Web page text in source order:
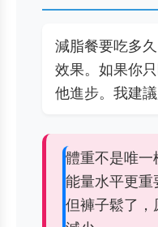
減脂餐要吃多
效果。如果你
他進步。我建
體重不是唯
能量水平更重
但褲子鬆了